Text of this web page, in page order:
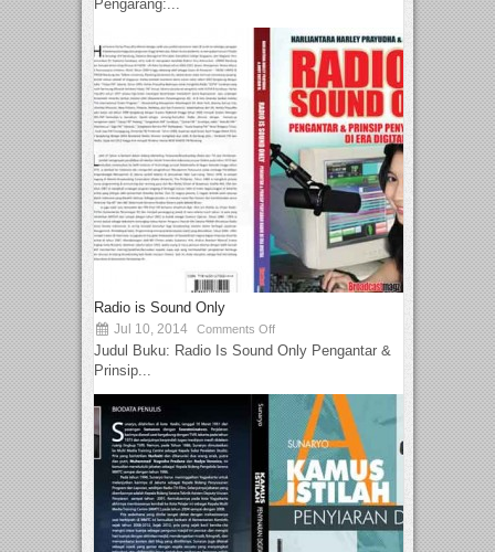
Pengarang:...
Radio is Sound Only
Jul 10, 2014 Comments Off
Judul Buku: Radio Is Sound Only Pengantar &
Prinsip...